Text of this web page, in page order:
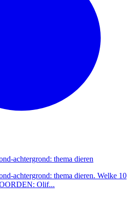
achtergrond: thema dieren
achtergrond: thema dieren. Welke 10
Olif...